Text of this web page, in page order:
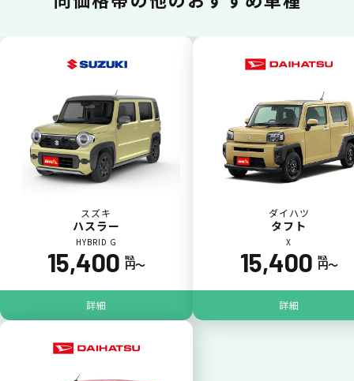
カードで支払い
普段のお買い物同様、お車の月々利用料をカ
ード払いが可能です。
一括払いが可能
スズキ
ハスラー
HYBRID G
15,400 税込
円〜
詳細
ダイハツ
タフト
X
15,400 税込
円〜
詳細